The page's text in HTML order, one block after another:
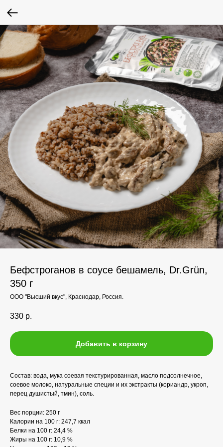
Бефстроганов в соусе бешамель, Dr.Grün,
350 г
ООО "Высший вкус", Краснодар, Россия.
330 р.
Добавить в корзину
Состав: вода, мука соевая текстурированная, масло подсолнечное,
соевое молоко, натуральные специи и их экстракты (кориандр, укроп,
перец душистый, тмин), соль.
Вес порции: 250 г
Калории на 100 г: 247,7 ккал
Белки на 100 г: 24,4 %
Жиры на 100 г: 10,9 %